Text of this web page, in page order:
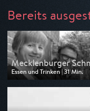
Bereits
Mecklenburger
Essen und Trinken | 31 Min.
Ausgestrahlt von 3sat
am 16.06.2026, 11:55